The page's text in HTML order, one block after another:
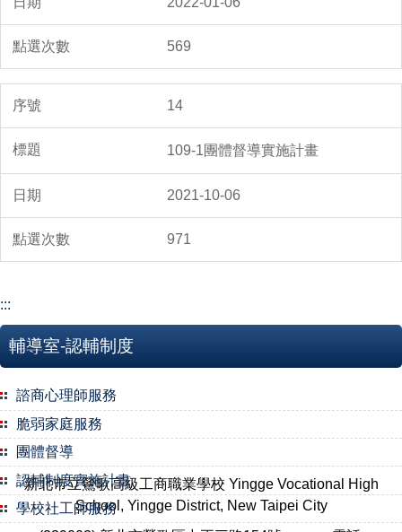
569
14
109-1團體督導實施計畫
2021-10-06
971
:::
輔導室-認輔制度
諮商心理師服務
脆弱家庭服務
團體督導
認輔制度實施計畫
學校社工師服務
新北市立鶯歌高級工商職業學校 Yingge Vocational High
School, Yingge District, New Taipei City